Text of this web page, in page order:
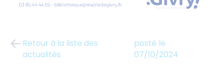
Retour à la liste des
actualités
posté le
07/10/2024